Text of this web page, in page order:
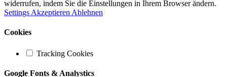
widerrufen, indem Sie die Einstellungen in Ihrem Browser ändern.
Settings Akzeptieren Ablehnen
Cookies
Tracking Cookies
Google Fonts & Analystics